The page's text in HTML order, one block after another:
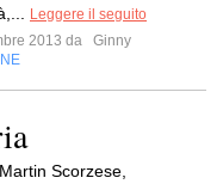
Leggere il seguito
2013 da
Ginny
Scorzese,